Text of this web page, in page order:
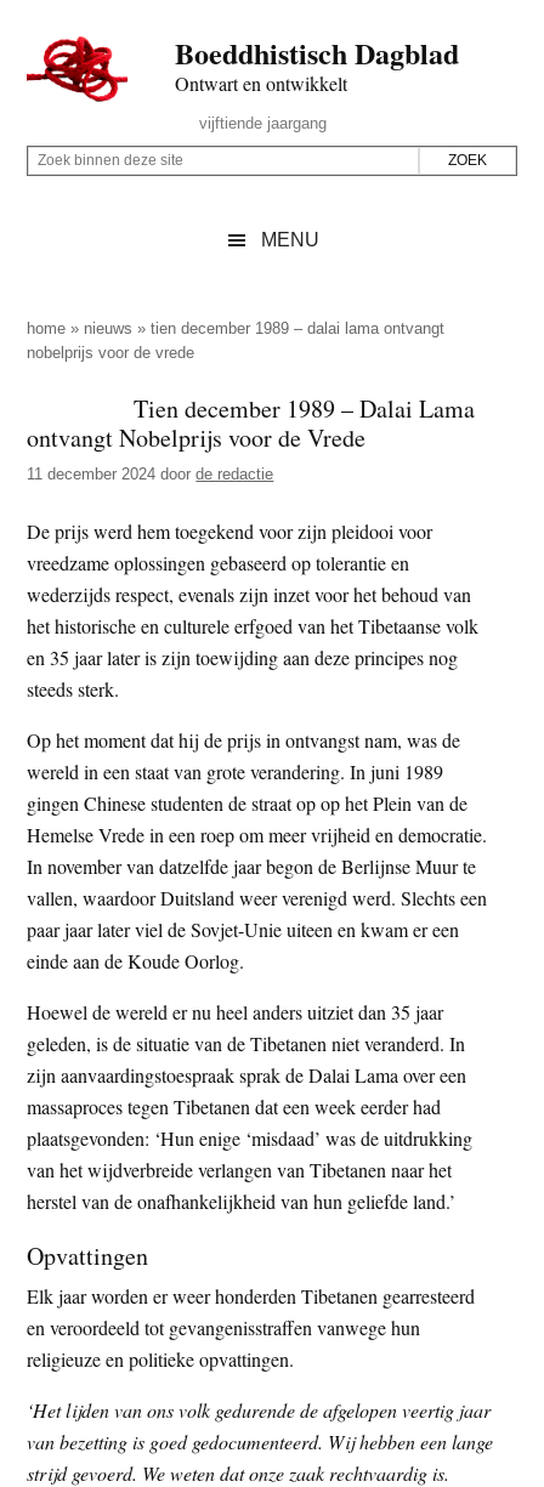
naar
de
inhoud
secondary
naar
de
sidebar
naar
de
Boeddhistisch Dagblad
Ontwart en ontwikkelt
Rechts
vijftiende jaargang
Z
p
d
z
e
i
t
e
Z
i
n
n
d
z
e
s
i
t
e
MENU
home » nieuws »tien december 1989 – dalai lama ontvangt
nobelprijs voor de vrede
Tien december 1989 – Dalai Lama
ontvangt Nobelprijs voor de Vrede
11 december 2024 doorde redactie
De prijs werd hem toegekend voor zijn pleidooi voor
vreedzame oplossingen gebaseerd op tolerantie en
wederzijds respect, evenals zijn inzet voor het behoud van
het historische en culturele erfgoed van het Tibetaanse volk
en 35 jaar later is zijn toewijding aan deze principes nog
steeds sterk.
Op het moment dat hij de prijs in ontvangst nam, was de
wereld in een staat van grote verandering. In juni 1989
gingen Chinese studenten de straat op op het Plein van de
Hemelse Vrede in een roep om meer vrijheid en democratie.
In november van datzelfde jaar begon de Berlijnse Muur te
vallen, waardoor Duitsland weer verenigd werd. Slechts een
paar jaar later viel de Sovjet-Unie uiteen en kwam er een
einde aan de Koude Oorlog.
Hoewel de wereld er nu heel anders uitziet dan 35 jaar
geleden, is de situatie van de Tibetanen niet veranderd. In
zijn aanvaardingstoespraak sprak de Dalai Lama over een
massaproces tegen Tibetanen dat een week eerder had
plaatsgevonden: ‘Hun enige ‘misdaad’ was de uitdrukking
van het wijdverbreide verlangen van Tibetanen naar het
herstel van de onafhankelijkheid van hun geliefde land.’
Opvattingen
Elk jaar worden er weer honderden Tibetanen gearresteerd
en veroordeeld tot gevangenisstraffen vanwege hun
religieuze en politieke opvattingen.
‘Het lijden van ons volk gedurende de afgelopen veertig jaar
van bezetting is goed gedocumenteerd. Wij hebben een lange
strijd gevoerd. We weten dat onze zaak rechtvaardig is.